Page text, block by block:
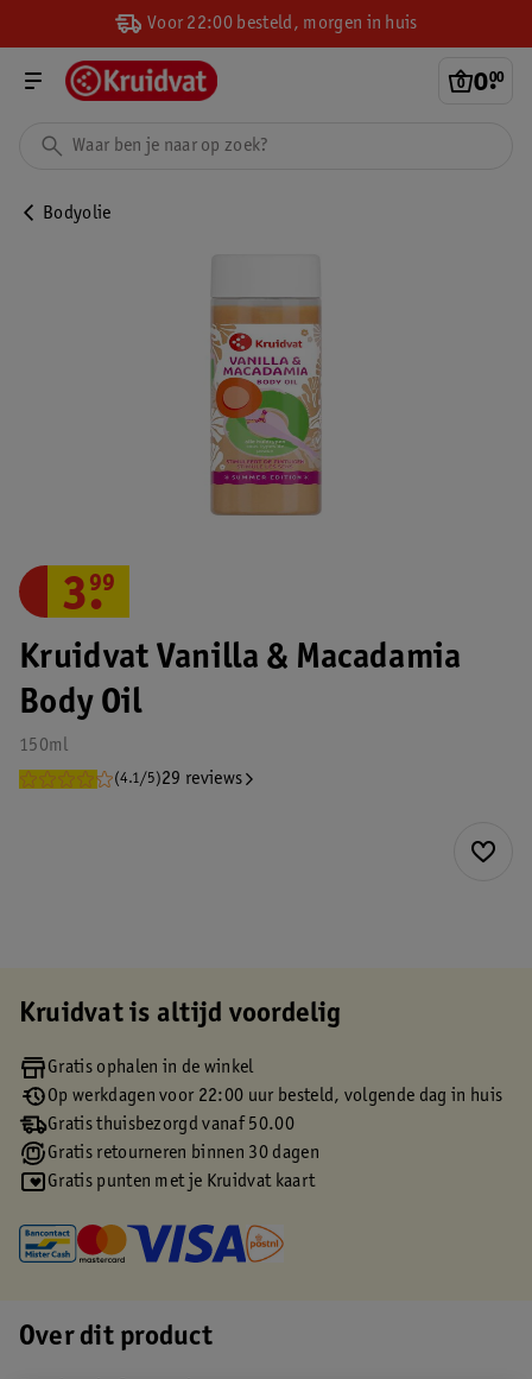
Voor 22:00 besteld, morgen in huis
0.
00
Bodyolie
Kruidvat Vanilla & Macadamia
Body Oil
150ml
(4.1/5)29 reviews
3.
99
Kruidvat is altijd voordelig
Gratis ophalen in de winkel
Op werkdagen voor 22:00 uur besteld, volgende dag in huis
Gratis thuisbezorgd vanaf 50.00
Gratis retourneren binnen 30 dagen
Gratis punten met je Kruidvat kaart
Over dit product